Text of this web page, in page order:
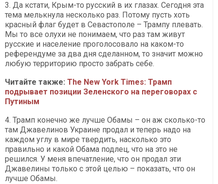
3. Да кстати, Крым-то русский в их глазах. Сегодня эта
тема мелькнула несколько раз. Потому пусть хоть
красный флаг будет в Севастополе – Трампу плевать.
Мы то все олухи не понимаем, что раз там живут
русские и население проголосовало на каком-то
референдуме за два дня сделанном, то значит можно
любую территорию просто забрать себе.
Читайте также: The New York Times: Трамп
подрывает позиции Зеленского на переговорах с
Путиным
4. Трамп конечно же лучше Обамы – он аж сколько-то
там Джавелинов Украине продал и теперь надо на
каждом углу в мире твердить, насколько это
правильно и какой Обама подлец, что на это не
решился. У меня впечатление, что он продал эти
Джавелины только с этой целью – показать, что он
лучше Обамы.